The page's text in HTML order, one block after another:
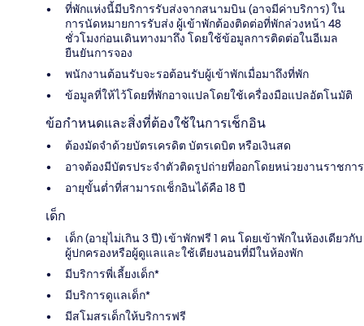
ที่พักแห่งนี้มีบริการรับส่งจากสนามบิน (อาจมีค่าบริการ) ใน
การนัดหมายการรับส่ง ผู้เข้าพักต้องติดต่อที่พักล่วงหน้า 48
ชั่วโมงก่อนเดินทางมาถึง โดยใช้ข้อมูลการติดต่อในอีเมล
ยืนยันการจอง
พนักงานต้อนรับจะรอต้อนรับผู้เข้าพักเมื่อมาถึงที่พัก
ข้อมูลที่ให้ไว้โดยที่พักอาจแปลโดยใช้เครื่องมือแปลอัตโนมัติ
ข้อกำหนดและสิ่งที่ต้องใช้ในการเช็กอิน
ต้องมัดจำด้วยบัตรเครดิต บัตรเดบิต หรือเงินสด
อาจต้องมีบัตรประจำตัวติดรูปถ่ายที่ออกโดยหน่วยงานราชการ
อายุขั้นต่ำที่สามารถเช็กอินได้คือ 18 ปี
เด็ก
เด็ก (อายุไม่เกิน 3 ปี) เข้าพักฟรี 1 คน โดยเข้าพักในห้องเดียวกับ
ผู้ปกครองหรือผู้ดูแลและใช้เตียงนอนที่มีในห้องพัก
มีบริการพี่เลี้ยงเด็ก*
มีบริการดูแลเด็ก*
มีสโมสรเด็กให้บริการฟรี